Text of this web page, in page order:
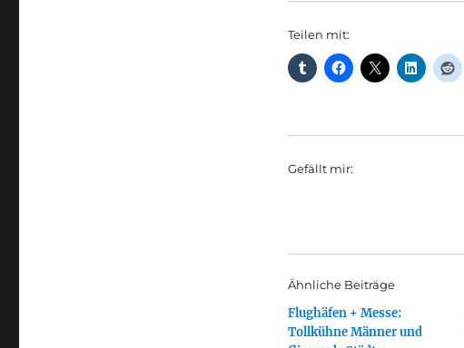
Teilen mit:
Gefällt mir:
Ähnliche Beiträge
Flughäfen + Messe:
Tollkühne Männer und